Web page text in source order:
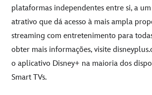
plataformas independentes entre si, a
atrativo que dá acesso à mais ampla
streaming com entretenimento para
obter mais informações, visite
o aplicativo Disney+ na maioria dos
Smart TVs.